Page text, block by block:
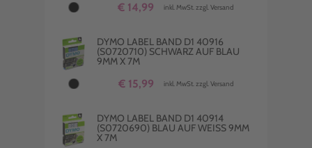
€ 14,99 inkl. MwSt. zzgl. Versand
DYMO LABEL BAND D1 40916
(S0720710) SCHWARZ AUF BLAU
9MM X 7M
€ 15,99 inkl. MwSt. zzgl. Versand
DYMO LABEL BAND D1 40914
(S0720690) BLAU AUF WEISS 9MM X
7M